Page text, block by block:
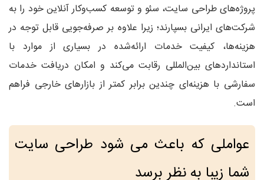
پروژه‌های طراحی سایت، سئو و توسعه کسب‌وکار آنلاین خود را به
شرکت‌های ایرانی بسپارند؛ زیرا علاوه بر صرفه‌جویی قابل توجه در
هزینه‌ها، کیفیت خدمات ارائه‌شده در بسیاری از موارد با
استانداردهای بین‌المللی رقابت می‌کند و امکان دریافت خدمات
سفارشی با هزینه‌ای چندین برابر کمتر از بازارهای خارجی فراهم
است.
عواملی که باعث می شود طراحی سایت
شما زیبا به نظر برسد